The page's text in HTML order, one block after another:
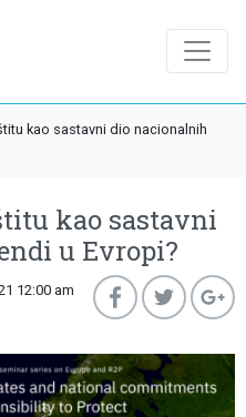
kao sastavni dio nacionalnih
kao sastavni
u Evropi?
12:00 am